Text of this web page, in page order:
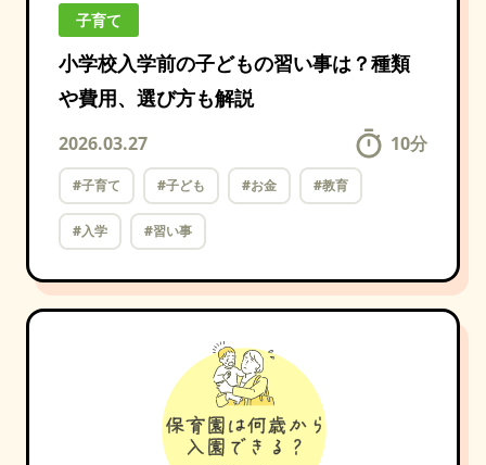
子育て
小学校入学前の子どもの習い事は？種類
や費用、選び方も解説
2026.03.27 10分
#子育て #子ども #お金 #教育
#入学 #習い事